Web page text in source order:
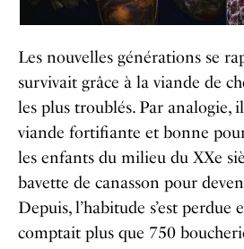
Les nouvelles générations se
survivait grâce à la viande de
les plus troublés. Par analogie,
viande fortifiante et bonne
les enfants du milieu du XXe
bavette de canasson pour
Depuis, l’habitude s’est
comptait plus que 750